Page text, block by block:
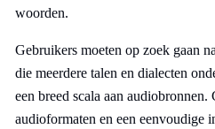
woorden.
Gebruikers moeten op zoek gaan
die meerdere talen en dialecten
een breed scala aan
audioformaten en een eenvoudige